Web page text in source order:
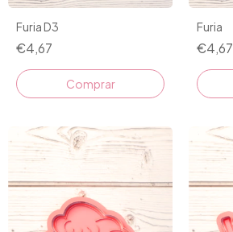
Furia D3
€4,67
Comprar
Furia
€4,67